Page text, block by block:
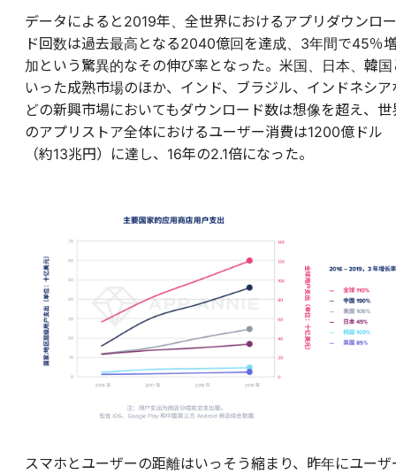
データによると2019年、全世界におけるアプリダウンロー
ド回数は過去最高となる2040億回を達成、3年間で45％
加という驚異的なその伸び率となった。米国、日本、韓国
いった成熟市場のほか、インド、ブラジル、インドネシア
どの新興市場においてもダウンロード数は想像を超え、世
のアプリストア全体におけるユーザー消費は1200億ドル
（約13兆円）に達し、16年の2.1倍になった。
スマホとユーザーの距離はいっそう縮まり、昨年にユーザ